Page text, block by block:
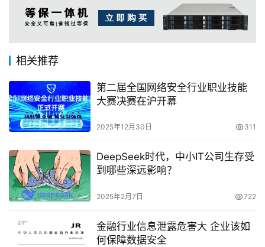
相关推荐
第二届全国网络安全行业职业技能
大赛决赛在沪开幕
2025年12月30日 311
DeepSeek时代，中小IT公司生存受
到哪些深远影响？
2025年2月7日 722
金融行业信息泄露危害大 企业该如
何保障数据安全